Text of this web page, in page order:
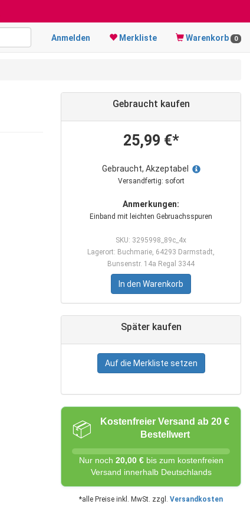
Anmelden Merkliste Warenkorb 0
Gebraucht kaufen
25,99 €*
Gebraucht, Akzeptabel
Versandfertig: sofort
Anmerkungen:
Einband mit leichten Gebruachsspuren
SKU: 3295998_89c_4x
Lagerort: Buchmarie, 64293 Darmstadt,
Bunsenstr. 14a Regal 3344
In den Warenkorb
Später kaufen
Auf die Merkliste setzen
📦
Kostenfreier Versand ab 20 €
Bestellwert
Nur noch 20,00 €bis zum kostenfreien
Versand innerhalb Deutschlands
*alle Preise inkl. MwSt. zzgl. Versandkosten